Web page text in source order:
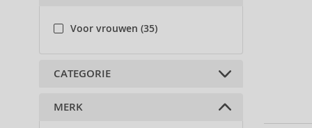
Voor vrouwen (35)
CATEGORIE
Shampoos (7)
MERK